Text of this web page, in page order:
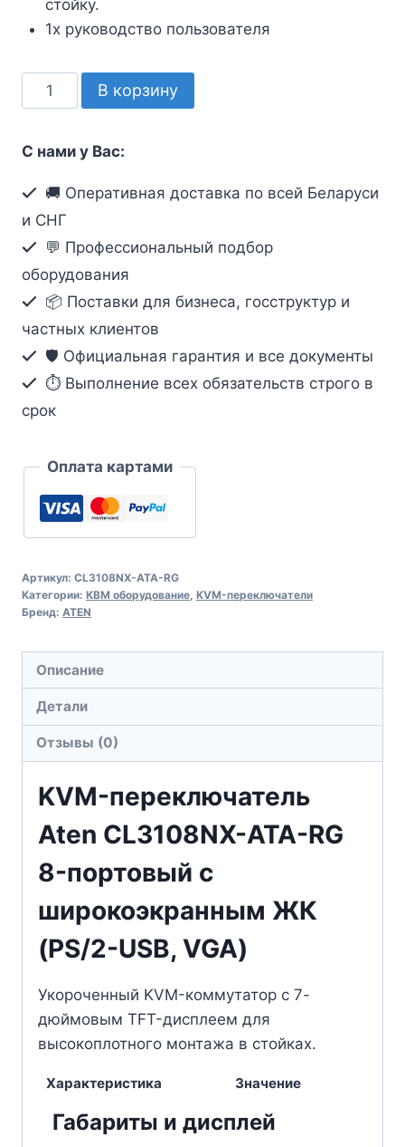
стойку.
1x руководство пользователя
Количество
товара
переключатель
CL3108NX-
ATA-
RG
8-
портовый
укороченной
глубины.
Single
ЖК
PS/2-
USB.
В корзину
С нами у Вас:
🚚 Оперативная доставка по всей Беларуси
и СНГ
💬 Профессиональный подбор
оборудования
📦 Поставки для бизнеса, госструктур и
частных клиентов
🛡️ Официальная гарантия и все документы
⏱ Выполнение всех обязательств строго в
срок
Оплата картами
Артикул: CL3108NX-ATA-RG
Категории: КВМ оборудование KVM-переключатели
Бренд: ATEN
Описание
Детали
Отзывы (0)
KVM-переключатель
Aten CL3108NX-ATA-RG
8-портовый с
широкоэкранным ЖК
(PS/2-USB, VGA)
Укороченный KVM-коммутатор с 7-
дюймовым TFT-дисплеем для
высокоплотного монтажа в стойках.
Характеристика Значение
Габариты и дисплей